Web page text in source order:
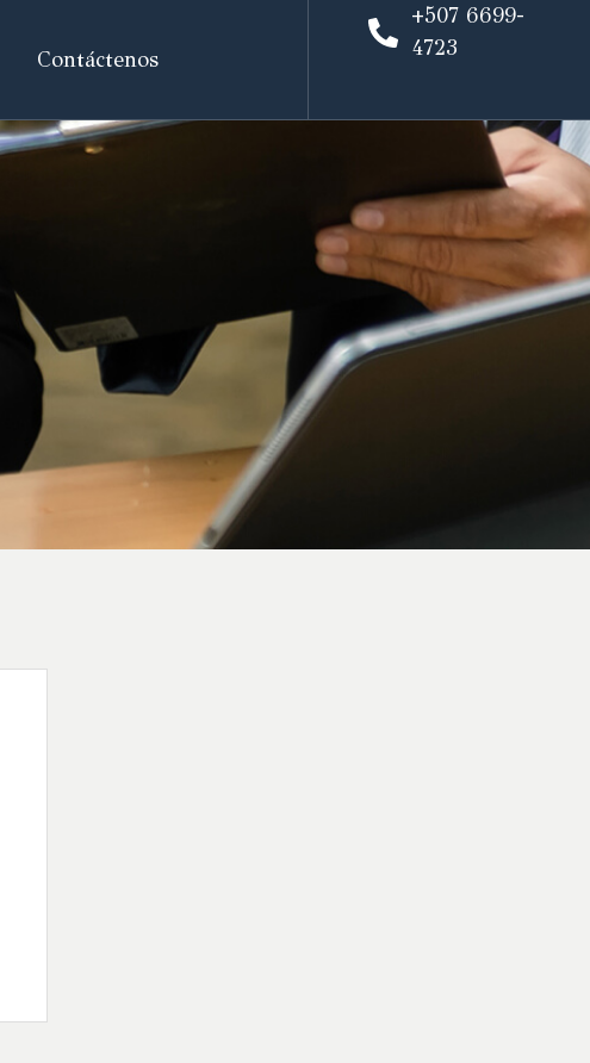
Contáctenos
+507 6699-
4723